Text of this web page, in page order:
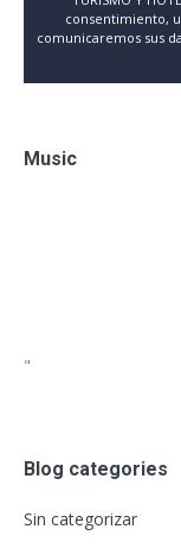
consentimiento,
comunicaremos sus
Music
"
Blog categories
Sin categorizar